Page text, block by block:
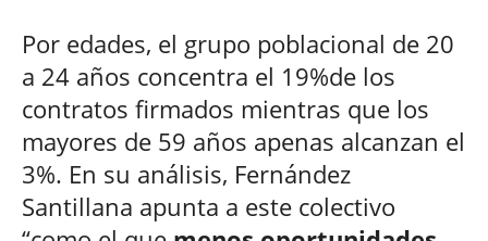
Por edades, el grupo poblacional de 20
a 24 años concentra el 19%de los
contratos firmados mientras que los
mayores de 59 años apenas alcanzan el
3%. En su análisis, Fernández
Santillana apunta a este colectivo